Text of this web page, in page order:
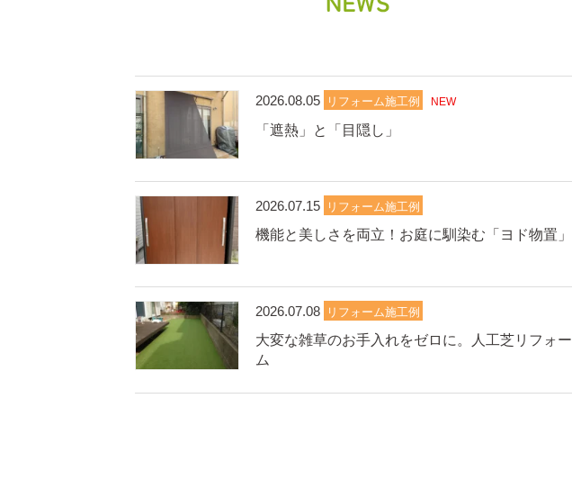
2026.08.05 リフォーム施工例 NEW
「遮熱」と「目隠し」
2026.07.15 リフォーム施工例
機能と美しさを両立！お庭に馴染む「ヨド物置」
2026.07.08 リフォーム施工例
大変な雑草のお手入れをゼロに。人工芝リフォー
ム